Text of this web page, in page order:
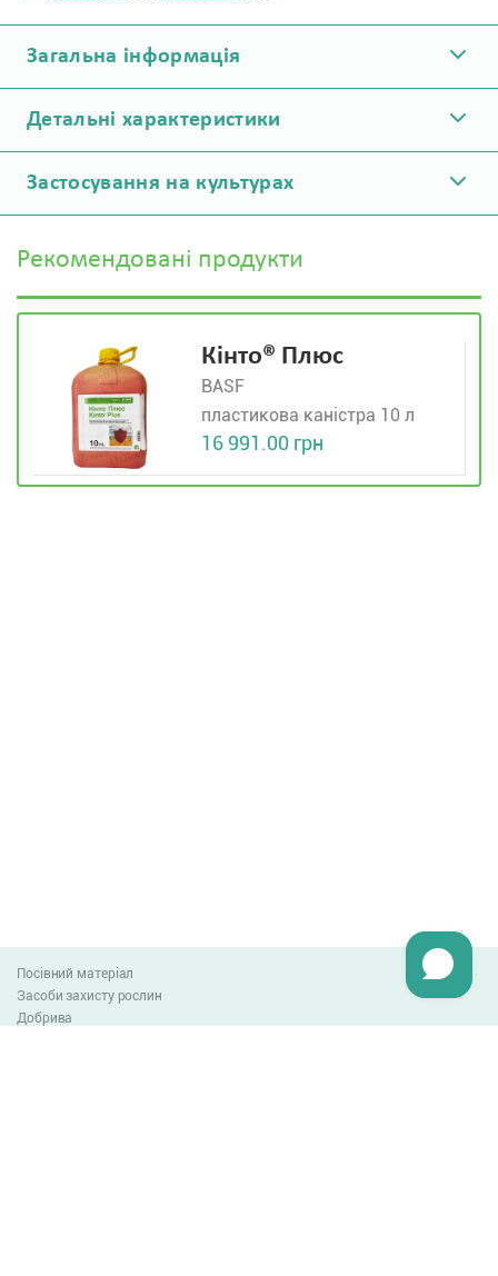
Загальна інформація
Детальні характеристики
Застосування на культурах
Рекомендовані продукти
Кінто® Плюс
BASF
пластикова каністра 10 л
16 991.00 грн
Посівний матеріал
Засоби захисту рослин
Добрива